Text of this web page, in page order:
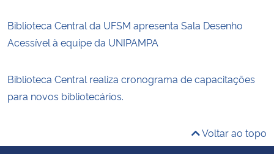
Biblioteca Central da UFSM apresenta Sala Desenho
Acessível à equipe da UNIPAMPA
Biblioteca Central realiza cronograma de capacitações
para novos bibliotecários.
Voltar ao topo